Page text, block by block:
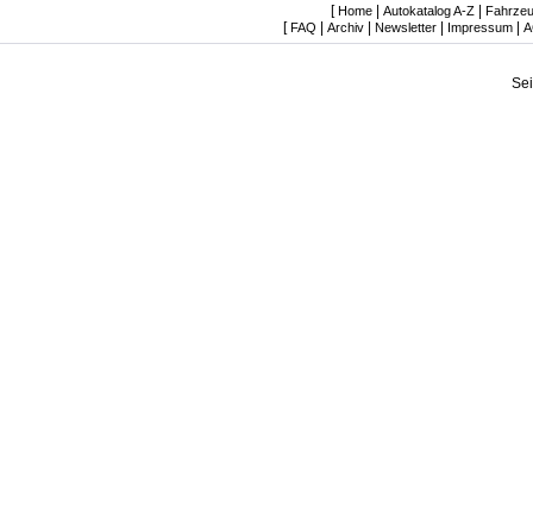
[ Home Autokatalog A-Z
[ FAQ Archiv| Newsletter| Impressum|